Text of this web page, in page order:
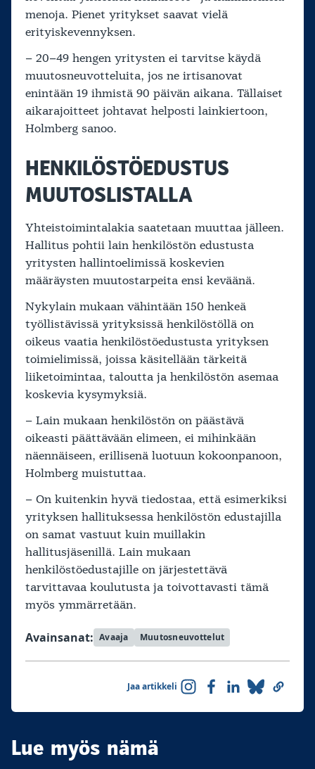
menoja. Pienet yritykset saavat vielä
erityiskevennyksen.
– 20–49 hengen yritysten ei tarvitse käydä
muutosneuvotteluita, jos ne irtisanovat
enintään 19 ihmistä 90 päivän aikana. Tällaiset
aikarajoitteet johtavat helposti lainkiertoon,
Holmberg sanoo.
HENKILÖSTÖEDUSTUS
MUUTOSLISTALLA
Yhteistoimintalakia saatetaan muuttaa jälleen.
Hallitus pohtii lain henkilöstön edustusta
yritysten hallintoelimissä koskevien
määräysten muutostarpeita ensi keväänä.
Nykylain mukaan vähintään 150 henkeä
työllistävissä yrityksissä henkilöstöllä on
oikeus vaatia henkilöstöedustusta yrityksen
toimielimissä, joissa käsitellään tärkeitä
liiketoimintaa, taloutta ja henkilöstön asemaa
koskevia kysymyksiä.
– Lain mukaan henkilöstön on päästävä
oikeasti päättävään elimeen, ei mihinkään
näennäiseen, erillisenä luotuun kokoonpanoon,
Holmberg muistuttaa.
– On kuitenkin hyvä tiedostaa, että esimerkiksi
yrityksen hallituksessa henkilöstön edustajilla
on samat vastuut kuin muillakin
hallitusjäsenillä. Lain mukaan
henkilöstöedustajille on järjestettävä
tarvittavaa koulutusta ja toivottavasti tämä
myös ymmärretään.
Avainsanat: Avaaja Muutosneuvottelut
Jaa artikkeli
Lue myös nämä